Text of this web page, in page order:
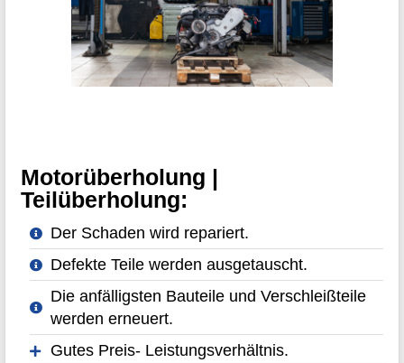
Motorüberholung |
Teilüberholung:
Der Schaden wird repariert.
Defekte Teile werden ausgetauscht.
Die anfälligsten Bauteile und Verschleißteile
werden erneuert.
Gutes Preis- Leistungsverhältnis.